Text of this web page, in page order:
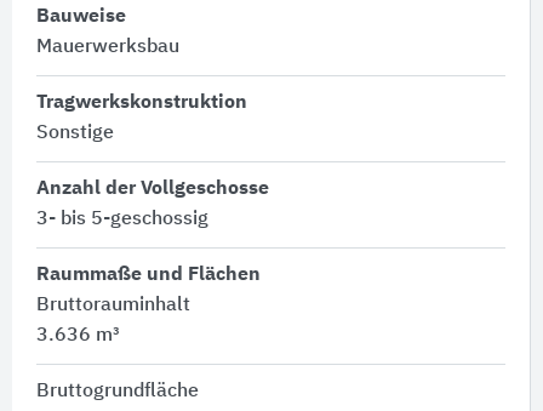
Bauweise
Mauerwerksbau
Tragwerkskonstruktion
Sonstige
Anzahl der Vollgeschosse
3- bis 5-geschossig
Raummaße und Flächen
Bruttorauminhalt
3.636 m³
Bruttogrundfläche